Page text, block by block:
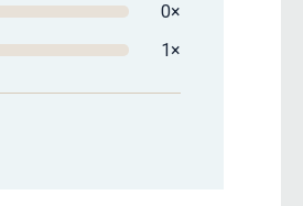
0×
1×